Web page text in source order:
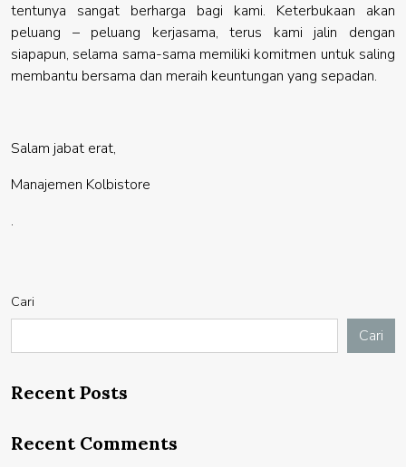
tentunya sangat berharga bagi kami. Keterbukaan akan
peluang – peluang kerjasama, terus kami jalin dengan
siapapun, selama sama-sama memiliki komitmen untuk saling
membantu bersama dan meraih keuntungan yang sepadan.
Salam jabat erat,
Manajemen Kolbistore
.
Cari
Cari
Recent Posts
Recent Comments